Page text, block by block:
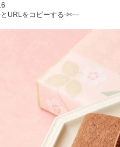
URLをコピーする-✄—